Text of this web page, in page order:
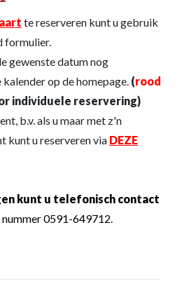
te reserveren kunt u gebruik
formulier.
gewenste datum nog
kalender op de homepage. (rood
individuele reservering)
b.v. als u maar met z'n
kunt u reserveren via DEZE
kunt u telefonisch contact
0591-649712.